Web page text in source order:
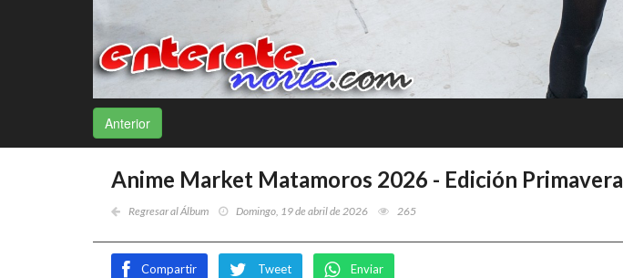
Anterior
Anime Market Matamoros 2026 - Edición Primavera
Regresar al Álbum Domingo, 19 de abril de 2026 265
Compartir Tweet Enviar